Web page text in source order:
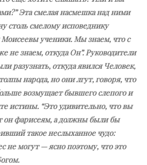
Эта смелая насмешка над ними
столь смелому исповеднику
ученики. Мы знаем, что с
не знаем, откуда Он”. Руководители
разузнать, откуда явился Человек,
народа, но они лгут, говоря, что
возмущает бывшего слепого и
истины. “Это удивительно, что вы
он фарисеям, а должны были бы
такое неслыханное чудо:
не могут — ясно поэтому, что это